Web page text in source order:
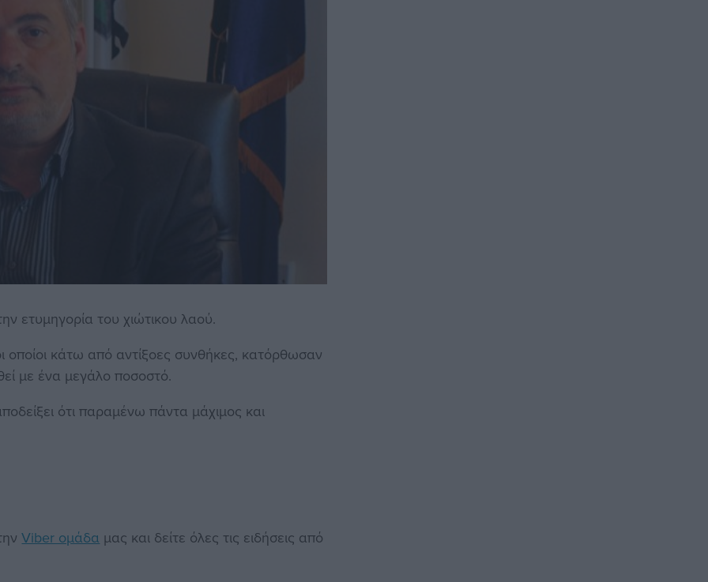
ετυμηγορία του χιώτικου λαού.
κάτω από αντίξοες συνθήκες, κατόρθωσαν
με ένα μεγάλο ποσοστό.
ότι παραμένω πάντα μάχιμος και
Viber ομάδα μας και δείτε όλες τις ειδήσεις από